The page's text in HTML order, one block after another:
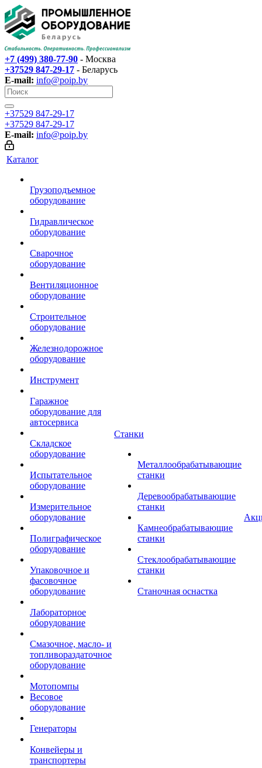
+7 (499) 380-77-90 - Москва
+37529 847-29-17‬ - Беларусь
E-mail: info@poip.by
+37529 847-29-17‬
+37529 847-29-17‬
E-mail: info@poip.by
Каталог
Грузоподъемное
оборудование
Гидравлическое
оборудование
Сварочное
оборудование
Вентиляционное
оборудование
Строительное
оборудование
Железнодорожное
оборудование
Инструмент
Гаражное
оборудование для
автосервиса
Складское
оборудование
Испытательное
оборудование
Измерительное
оборудование
Полиграфическое
оборудование
Упаковочное и
фасовочное
оборудование
Лабораторное
оборудование
Смазочное, масло- и
топливораздаточное
оборудование
Мотопомпы
Весовое
оборудование
Генераторы
Конвейеры и
транспортеры
Станки
Металлообрабатывающие
станки
Деревообрабатывающие
станки
Камнеобрабатывающие
станки
Стеклообрабатывающие
станки
Станочная оснастка